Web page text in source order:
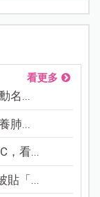
看更多
名...
肺...
，看...
貼「...